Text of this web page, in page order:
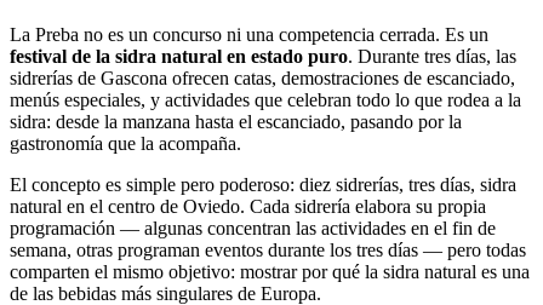
La Preba no es un concurso ni una competencia cerrada. Es un
festival de la sidra natural en estado puro. Durante tres días, las
sidrerías de Gascona ofrecen catas, demostraciones de escanciado,
menús especiales, y actividades que celebran todo lo que rodea a la
sidra: desde la manzana hasta el escanciado, pasando por la
gastronomía que la acompaña.
El concepto es simple pero poderoso: diez sidrerías, tres días, sidra
natural en el centro de Oviedo. Cada sidrería elabora su propia
programación — algunas concentran las actividades en el fin de
semana, otras programan eventos durante los tres días — pero todas
comparten el mismo objetivo: mostrar por qué la sidra natural es una
de las bebidas más singulares de Europa.